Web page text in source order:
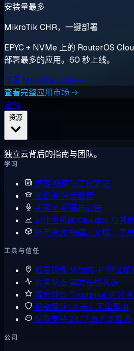
安装量最多
MikroTik CHR，一键部署
EPYC + NVMe 上的 RouterOS
部署最多的应用。60 秒上线。
部署 MikroTik CHR →
查看完整应用市场 →
定价
独立云背后的指南与团队。
学习
博客指南与工程笔记
知识库 分步教程
新闻室 新闻与公告
对比主机商 Cloudzy 与其
所有资源指南、文档、工
工具与信任
观看镜像 从你的 IP 测试我
服务状态 实时在线状态
客户评价 Trustpilot 评分
退款保证 14 天，无需理由
获取支持 24/7 真人工程师
公司